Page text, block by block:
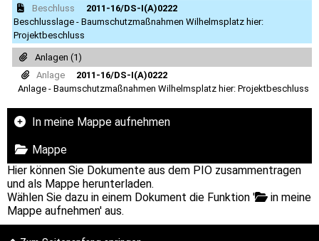
Beschluss
2011-16/DS-I(A)0222
Beschlusslage - Baumschutzmaßnahmen Wilhelmsplatz hier:
Projektbeschluss
Anlagen (1)
Anlage
2011-16/DS-I(A)0222
Anlage - Baumschutzmaßnahmen Wilhelmsplatz hier: Projektbeschluss
In meine Mappe aufnehmen
Mappe
Hier können Sie Dokumente aus dem PIO zusammentragen
und als Mappe herunterladen.
Wählen Sie dazu in einem Dokument die Funktion '
in meine
Mappe aufnehmen' aus.